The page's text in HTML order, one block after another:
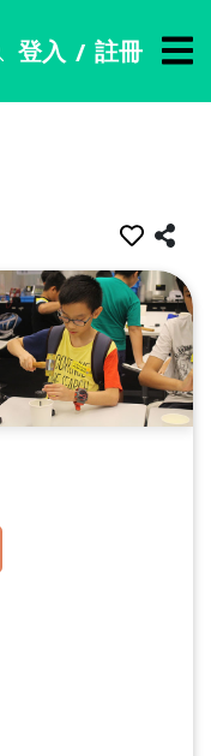
登入 / 註冊